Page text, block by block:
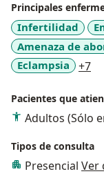
Principales
Infertilidad
Amenaza de
Eclampsia
+7
Pacientes que
Adultos (Sólo
Tipos de consulta
Presencial Ver